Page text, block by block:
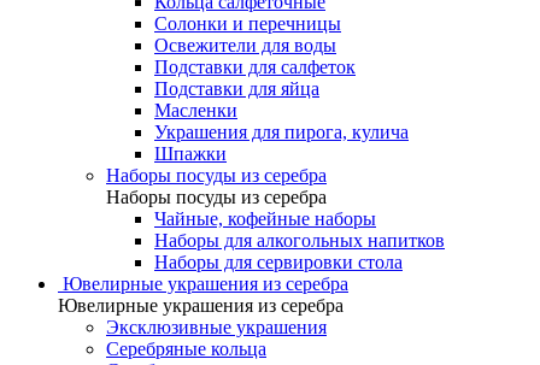
Солонки и перечницы
Освежители для воды
Подставки для салфеток
Подставки для яйца
Масленки
Украшения для пирога, кулича
Шпажки
Наборы посуды из серебра
Наборы посуды из серебра
Чайные, кофейные наборы
Наборы для алкогольных напитков
Наборы для сервировки стола
Ювелирные украшения из серебра
Ювелирные украшения из серебра
Эксклюзивные украшения
Серебряные кольца